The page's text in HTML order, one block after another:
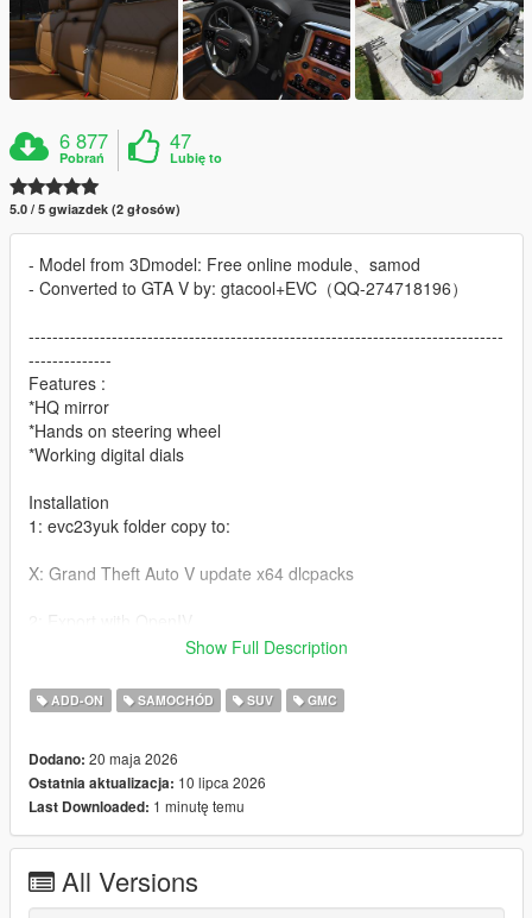
6 877
Pobrań
47
Lubię to
5.0 / 5 gwiazdek (2 głosów)
- Model from 3Dmodel: Free online module、samod
- Converted to GTA V by: gtacool+EVC（QQ-274718196）
--------------------------------------------------------------------------------
--------------
Features :
*HQ mirror
*Hands on steering wheel
*Working digital dials
Installation
1: evc23yuk folder copy to:
X: Grand Theft Auto V update x64 dlcpacks
XML file
dlcpacks:\evc23yuk\Item>
3：
dlc_evc23yuk:/
Save and replace.
Show Full Description
ADD-ON SAMOCHÓD SUV GMC
Dodano: 20 maja 2026
Ostatnia aktualizacja: 10 lipca 2026
Last Downloaded: 1 minutę temu
All Versions